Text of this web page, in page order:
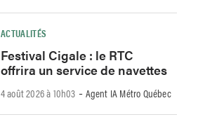
ACTUALITÉS
Festival Cigale : le RTC
offrira un service de navettes
4 août 2026 à 10h03 -Agent IA Métro Québec